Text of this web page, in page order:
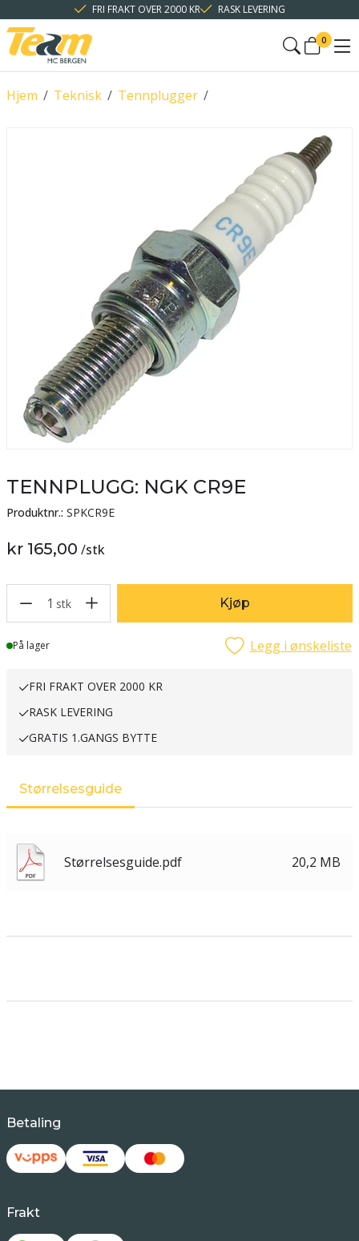
FRI FRAKT OVER 2000 KR RASK LEVERING
0
/
Hjem /
Teknisk /
Tennplugger
TENNPLUGG: NGK CR9E
Produktnr.: SPKCR9E
kr 165,00 /stk
1 stk Kjøp
Lager
På lager Legg i ønskeliste
FRI FRAKT OVER 2000 KR
RASK LEVERING
GRATIS 1.GANGS BYTTE
Størrelsesguide
Størrelsesguide.pdf 20,2 MB
Betaling
Frakt